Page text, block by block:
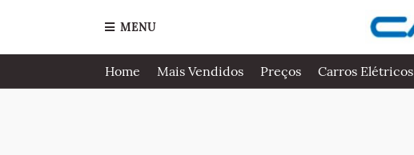
MENU
Home Mais Vendidos Preços Carros Elétricos